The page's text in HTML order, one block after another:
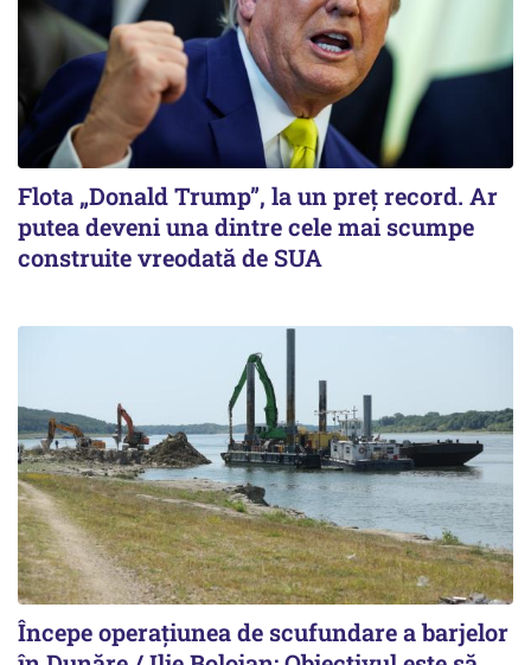
Flota „Donald Trump”, la un preț record. Ar
putea deveni una dintre cele mai scumpe
construite vreodată de SUA
Începe operațiunea de scufundare a barjelor